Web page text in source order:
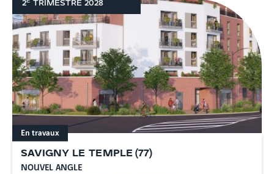
2
TRIMESTRE 2028
SAVIGNY LE TEMPLE (77)
NOUVEL ANGLE
En travaux